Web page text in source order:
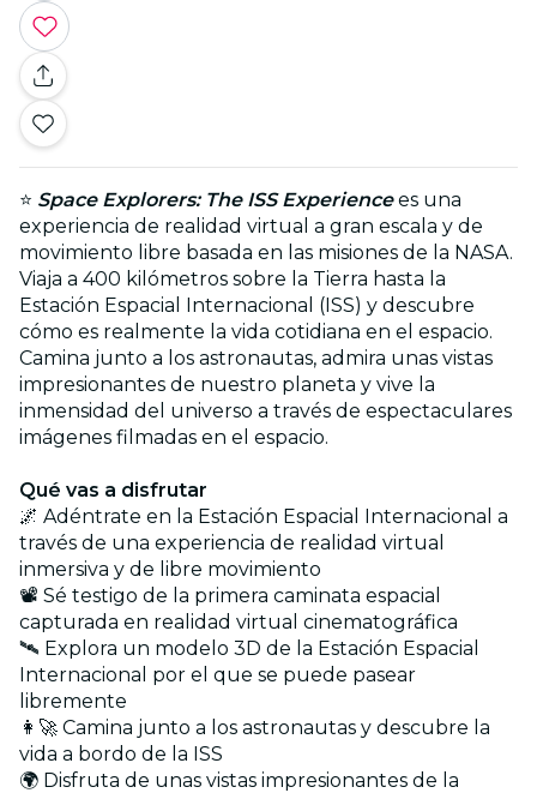
⭐ Space Explorers: The ISS Experiencees una
experiencia de realidad virtual a gran escala y de
movimiento libre basada en las misiones de la NASA.
Viaja a 400 kilómetros sobre la Tierra hasta la
Estación Espacial Internacional (ISS) y descubre
cómo es realmente la vida cotidiana en el espacio.
Camina junto a los astronautas, admira unas vistas
impresionantes de nuestro planeta y vive la
inmensidad del universo a través de espectaculares
imágenes filmadas en el espacio.
Qué vas a disfrutar
🌌 Adéntrate en la Estación Espacial Internacional a
través de una experiencia de realidad virtual
inmersiva y de libre movimiento
📽️ Sé testigo de la primera caminata espacial
capturada en realidad virtual cinematográfica
🛰️ Explora un modelo 3D de la Estación Espacial
Internacional por el que se puede pasear
libremente
👩‍🚀 Camina junto a los astronautas y descubre la
vida a bordo de la ISS
🌍 Disfruta de unas vistas impresionantes de la